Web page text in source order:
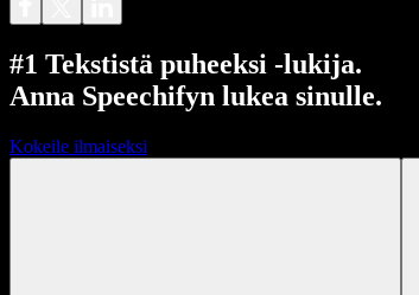
#1 Tekstistä puheeksi -lukija.
Anna Speechifyn lukea sinulle.
Kokeile ilmaiseksi